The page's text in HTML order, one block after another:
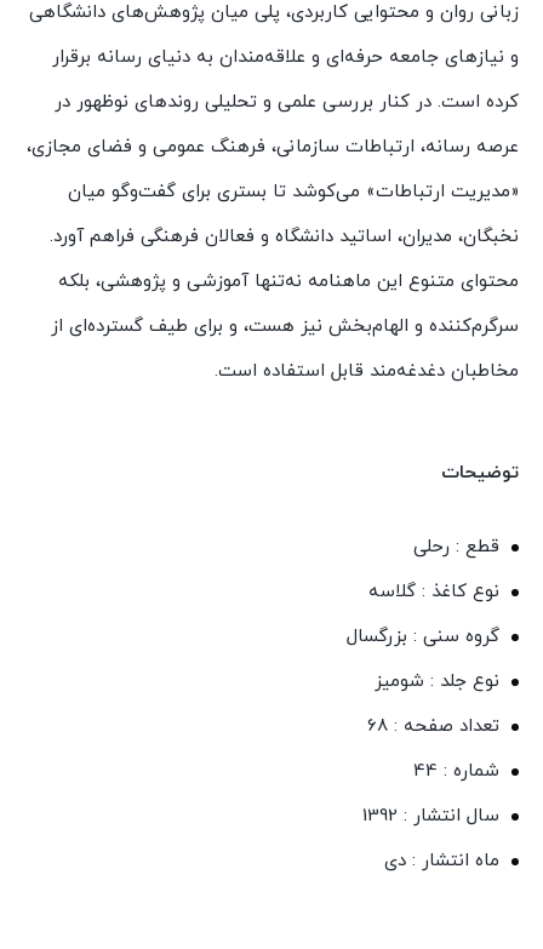
زبانی روان و محتوایی کاربردی، پلی میان پژوهش‌های دانشگاهی
و نیازهای جامعه حرفه‌ای و علاقه‌مندان به دنیای رسانه برقرار
کرده است. در کنار بررسی علمی و تحلیلی روندهای نوظهور در
عرصه رسانه، ارتباطات سازمانی، فرهنگ عمومی و فضای مجازی،
«مدیریت ارتباطات» می‌کوشد تا بستری برای گفت‌وگو میان
نخبگان، مدیران، اساتید دانشگاه و فعالان فرهنگی فراهم آورد.
محتوای متنوع این ماهنامه نه‌تنها آموزشی و پژوهشی، بلکه
سرگرم‌کننده و الهام‌بخش نیز هست، و برای طیف گسترده‌ای از
مخاطبان دغدغه‌مند قابل استفاده است.
توضیحات
قطع : رحلی
نوع کاغذ : گلاسه
گروه سنی : بزرگسال
نوع جلد : شومیز
تعداد صفحه : 68
شماره : 44
سال انتشار : 1392
ماه انتشار : دی